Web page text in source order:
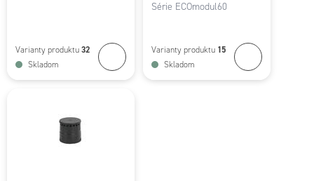
Varianty produktu 32
Skladom
Série ECOmodul60
Varianty produktu 15
Skladom